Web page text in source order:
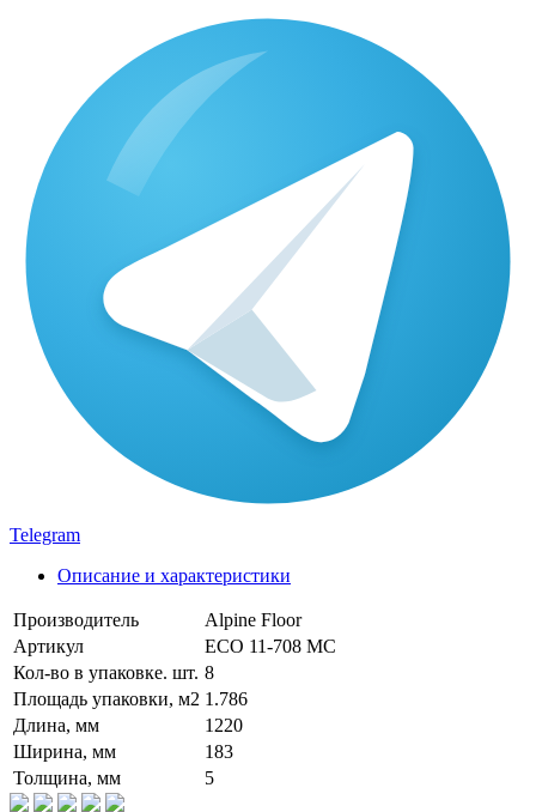
Telegram
Описание и характеристики
Производитель
Alpine Floor
Артикул
ECO 11-708 MC
Кол-во в упаковке. шт. 8
Площадь упаковки, м2 1.786
Длина, мм
1220
Ширина, мм
183
Толщина, мм
5